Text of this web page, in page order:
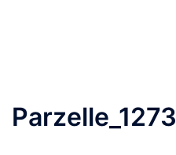
Parzelle_1273